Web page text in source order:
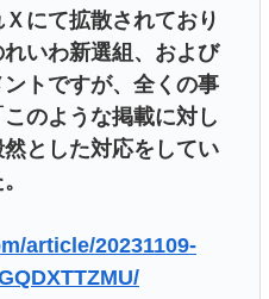
にて拡散されており
いわ新選組、および
トですが、全くの事
のような掲載に対し
とした対応をしてい
article/20231109-